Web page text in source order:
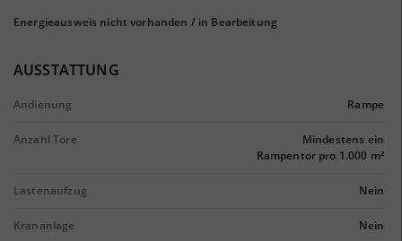
Energieausweis nicht vorhanden / in Bearbeitung
AUSSTATTUNG
Andienung Rampe
Anzahl Tore
Mindestens ein
Rampentor pro 1.000 m²
Lastenaufzug Nein
Krananlage Nein